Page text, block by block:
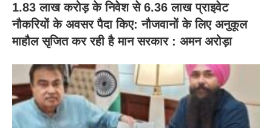
1.83 लाख करोड़ के निवेश से 6.36 लाख प्राइवेट
नौकरियों के अवसर पैदा किए: नौजवानों के लिए अनुकूल
माहौल सृजित कर रही है मान सरकार : अमन अरोड़ा